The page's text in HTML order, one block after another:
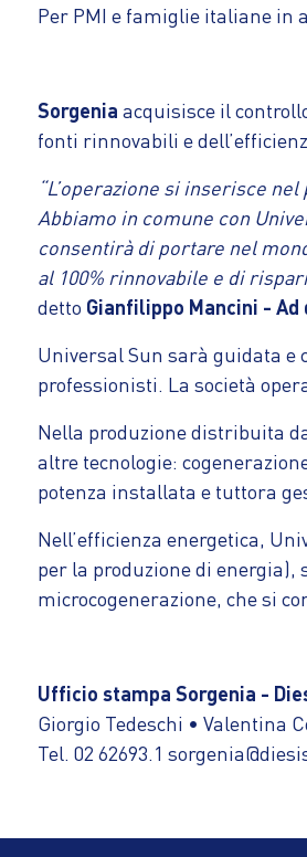
Per PMI e famiglie italiane in
Sorgenia acquisisce il
fonti rinnovabili e
“L’operazione si inserisce
Abbiamo in comune con
consentirà di portare nel
al 100% rinnovabile e di
detto Gianfilippo Mancini - Ad
Universal Sun sarà guidata e
professionisti. La società
Nella produzione distribuita
altre tecnologie:
potenza installata e tuttora
Nell’efficienza energetica,
per la produzione di
microcogenerazione, che si
Ufficio stampa Sorgenia -
Giorgio Tedeschi • Valentina
Tel. 02 62693.1